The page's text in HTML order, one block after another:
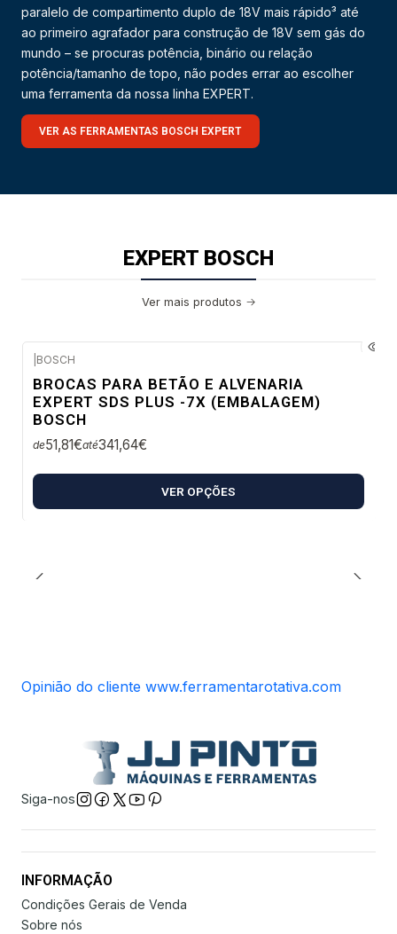
paralelo de compartimento duplo de 18V mais rápido³ até
ao primeiro agrafador para construção de 18V sem gás do
mundo – se procuras potência, binário ou relação
potência/tamanho de topo, não podes errar ao escolher
uma ferramenta da nossa linha EXPERT.
VER AS FERRAMENTAS BOSCH EXPERT
EXPERT BOSCH
Ver mais produtos
BOSCH
BROCAS PARA BETÃO E ALVENARIA
EXPERT SDS PLUS -7X (EMBALAGEM)
BOSCH
de51,81€até341,64€
VER OPÇÕES
Opinião do cliente www.ferramentarotativa.com
Siga-nos
INFORMAÇÃO
Condições Gerais de Venda
Sobre nós